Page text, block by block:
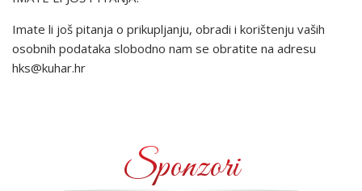
Imate li još pitanja o prikupljanju, obradi i korištenju vaših
osobnih podataka slobodno nam se obratite na adresu
hks@kuhar.hr
Sponzori